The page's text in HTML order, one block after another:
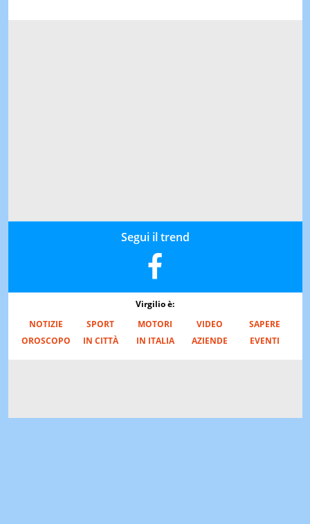
Segui il trend
Virgilio è:
NOTIZIE
SPORT MOTORI VIDEO
SAPERE
OROSCOPO
IN CITTÀ IN ITALIA AZIENDE EVENTI